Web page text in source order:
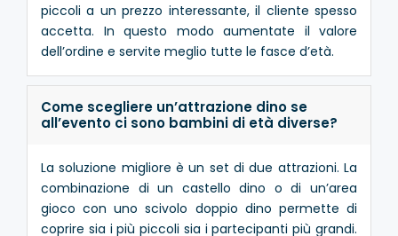
piccoli a un prezzo interessante, il cliente spesso
accetta. In questo modo aumentate il valore
dell’ordine e servite meglio tutte le fasce d’età.
Come scegliere un’attrazione dino se
all’evento ci sono bambini di età diverse?
La soluzione migliore è un set di due attrazioni. La
combinazione di un castello dino o di un’area
gioco con uno scivolo doppio dino permette di
coprire sia i più piccoli sia i partecipanti più grandi.